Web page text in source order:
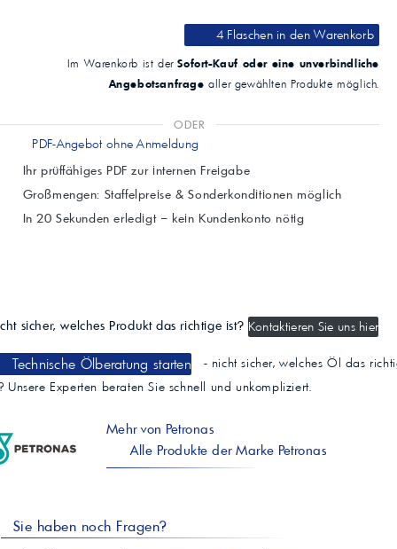
4 Flaschenin den Warenkorb
Im Warenkorb ist derSofort-Kauf oder eine unverbindliche
Angebotsanfrage aller gewählten Produkte möglich.
ODER
PDF-Angebot ohne Anmeldung
Ihr prüffähiges PDF zur internen Freigabe
Großmengen: Staffelpreise & Sonderkonditionen möglich
In 20 Sekunden erledigt – kein Kundenkonto nötig
sicher, welches Produkt das richtige ist? Kontaktieren Sie uns hier
Technische Ölberatung starten
- nicht sicher, welches Öl das
Unsere Experten beraten Sie schnell und unkompliziert.
Mehr von Petronas
Alle Produkte der Marke Petronas
Sie haben noch Fragen?